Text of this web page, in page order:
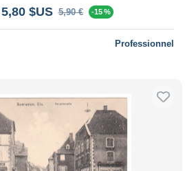
$US 5,90 € -15 %
Professionnel